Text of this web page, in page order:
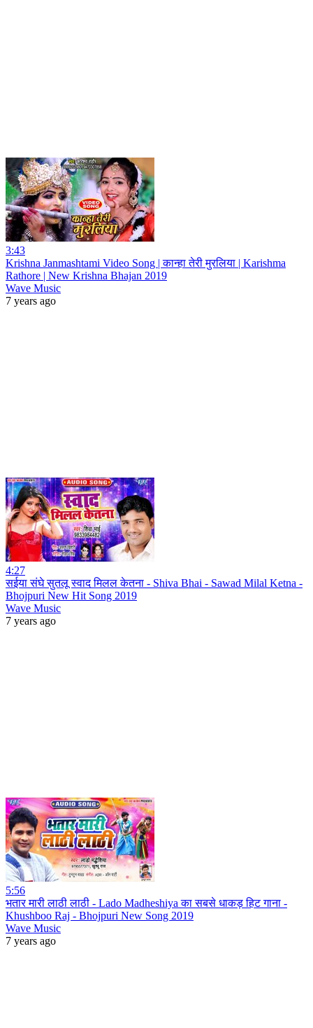
3:43
Krishna Janmashtami Video Song | कान्हा तेरी मुरलिया | Karishma
Rathore | New Krishna Bhajan 2019
Wave Music
7 years ago
4:27
सईया संघे सुतलू स्वाद मिलल केतना - Shiva Bhai - Sawad Milal Ketna -
Bhojpuri New Hit Song 2019
Wave Music
7 years ago
5:56
भतार मारी लाठी लाठी - Lado Madheshiya का सबसे धाकड़ हिट गाना -
Khushboo Raj - Bhojpuri New Song 2019
Wave Music
7 years ago